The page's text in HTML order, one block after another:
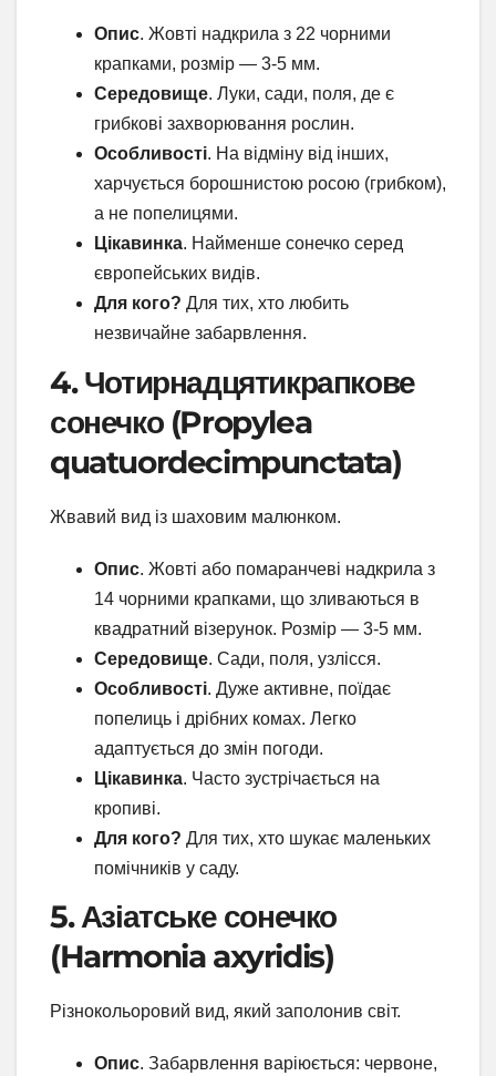
Опис. Жовті надкрила з 22 чорними
крапками, розмір — 3-5 мм.
Середовище. Луки, сади, поля, де є
грибкові захворювання рослин.
Особливості. На відміну від інших,
харчується борошнистою росою (грибком),
а не попелицями.
Цікавинка. Найменше сонечко серед
європейських видів.
Для кого? Для тих, хто любить
незвичайне забарвлення.
4. Чотирнадцятикрапкове
сонечко (Propylea
quatuordecimpunctata)
Жвавий вид із шаховим малюнком.
Опис. Жовті або помаранчеві надкрила з
14 чорними крапками, що зливаються в
квадратний візерунок. Розмір — 3-5 мм.
Середовище. Сади, поля, узлісся.
Особливості. Дуже активне, поїдає
попелиць і дрібних комах. Легко
адаптується до змін погоди.
Цікавинка. Часто зустрічається на
кропиві.
Для кого? Для тих, хто шукає маленьких
помічників у саду.
5. Азіатське сонечко
(Harmonia axyridis)
Різнокольоровий вид, який заполонив світ.
Опис. Забарвлення варіюється: червоне,